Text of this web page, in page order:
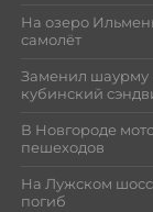
На озеро
самолёт
Заменил шаурму
кубинский
В Новгороде
пешеходов
На Лужском
погиб